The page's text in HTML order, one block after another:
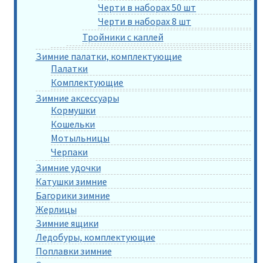
Черти в наборах 50 шт
Черти в наборах 8 шт
Тройники с каплей
Зимние палатки, комплектующие
Палатки
Комплектующие
Зимние аксессуары
Кормушки
Кошельки
Мотыльницы
Черпаки
Зимние удочки
Катушки зимние
Багорики зимние
Жерлицы
Зимние ящики
Ледобуры, комплектующие
Поплавки зимние